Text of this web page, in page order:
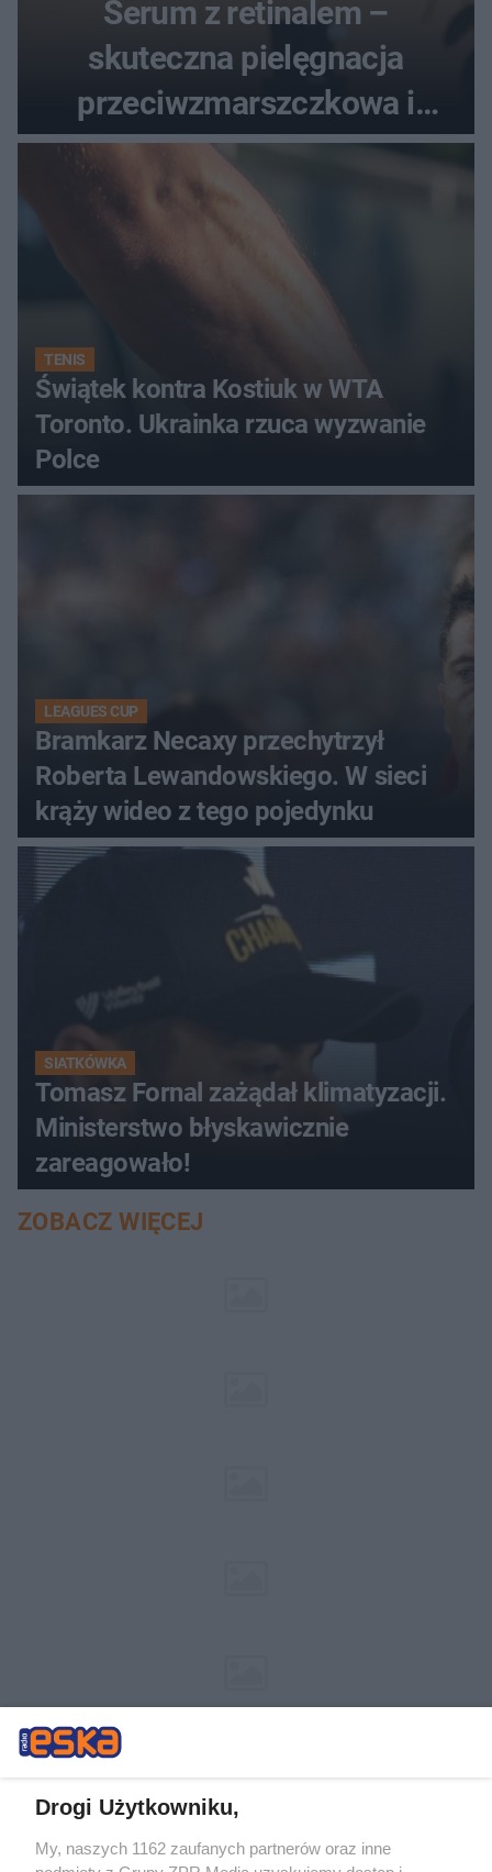
Serum z retinalem –
skuteczna pielęgnacja
przeciwzmarszczkowa i
regenerująca
TENIS
Świątek kontra Kostiuk w WTA
Toronto. Ukrainka rzuca wyzwanie
Polce
LEAGUES CUP
Bramkarz Necaxy przechytrzył
Roberta Lewandowskiego. W sieci
krąży wideo z tego pojedynku
SIATKÓWKA
Tomasz Fornal zażądał klimatyzacji.
Ministerstwo błyskawicznie
zareagowało!
ZOBACZ WIĘCEJ
Żaden utwór zamieszczony w serwisie nie może być powielany i
Drogi Użytkowniku,
My, naszych 1162 zaufanych partnerów oraz inne